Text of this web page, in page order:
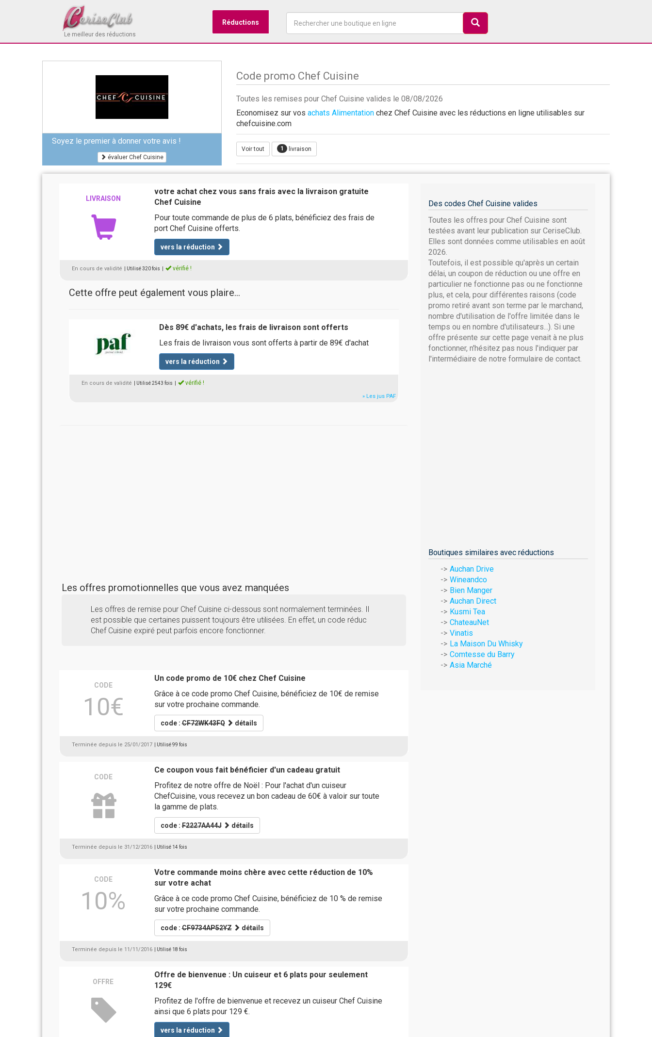
Le meilleur des réductions
Réductions
Soyez le premier à donner votre avis !
évaluer Chef Cuisine
Code promo Chef Cuisine
Toutes les remises pour Chef Cuisine valides le 08/08/2026
Economisez sur vos achats Alimentation chez Chef Cuisine avec les réductions en ligne utilisables sur
chefcuisine.com
Voir tout 1 livraison
LIVRAISON
votre achat chez vous sans frais avec la livraison gratuite
Chef Cuisine
Pour toute commande de plus de 6 plats, bénéficiez des frais de
port Chef Cuisine offerts.
vers la réduction
En cours de validité | Utilisé 320 fois vérifié !
Cette offre peut également vous plaire...
Dès 89€ d'achats, les frais de livraison sont offerts
Les frais de livraison vous sont offerts à partir de 89€ d'achat
vers la réduction
En cours de validité | Utilisé 2543 fois vérifié !
» Les jus PAF
Les offres promotionnelles que vous avez manquées
Les offres de remise pour Chef Cuisine ci-dessous sont normalement terminées. Il
est possible que certaines puissent toujours être utilisées. En effet, un code réduc
Chef Cuisine expiré peut parfois encore fonctionner.
CODE
10€
Un code promo de 10€ chez Chef Cuisine
Grâce à ce code promo Chef Cuisine, bénéficiez de 10€ de remise
sur votre prochaine commande.
code :CF72WK43FQ détails
Terminée depuis le 25/01/2017 | Utilisé 99 fois
CODE
Ce coupon vous fait bénéficier d'un cadeau gratuit
Profitez de notre offre de Noël : Pour l'achat d'un cuiseur
ChefCuisine, vous recevez un bon cadeau de 60€ à valoir sur toute
la gamme de plats.
code :F2227AA44J détails
Terminée depuis le 31/12/2016 | Utilisé 14 fois
CODE
10%
Votre commande moins chère avec cette réduction de 10%
sur votre achat
Grâce à ce code promo Chef Cuisine, bénéficiez de 10 % de remise
sur votre prochaine commande.
code :CF9734AP52YZ détails
Terminée depuis le 11/11/2016 | Utilisé 18 fois
OFFRE
Offre de bienvenue : Un cuiseur et 6 plats pour seulement
129€
Profitez de l'offre de bienvenue et recevez un cuiseur Chef Cuisine
ainsi que 6 plats pour 129 €.
vers la réduction
Des codes Chef Cuisine valides
Toutes les offres pour Chef Cuisine sont
testées avant leur publication sur CeriseClub.
Elles sont données comme utilisables en août
2026.
Toutefois, il est possible qu'après un certain
délai, un coupon de réduction ou une offre en
particulier ne fonctionne pas ou ne fonctionne
plus, et cela, pour différentes raisons (code
promo retiré avant son terme par le marchand,
nombre d'utilisation de l'offre limitée dans le
temps ou en nombre d'utilisateurs...). Si une
offre présente sur cette page venait à ne plus
fonctionner, n'hésitez pas nous l'indiquer par
l'intermédiaire de notre formulaire de contact.
Boutiques similaires avec réductions
Auchan Drive
Wineandco
Bien Manger
Auchan Direct
Kusmi Tea
ChateauNet
Vinatis
La Maison Du Whisky
Comtesse du Barry
Asia Marché